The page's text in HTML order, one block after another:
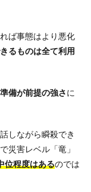
ば事態はより悪化
るものは全て利用
備が前提の強さに
しながら瞬殺でき
災害レベル「竜」
位程度はあるのでは